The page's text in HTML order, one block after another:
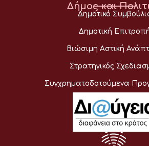
Δήμος και
Δημοτικό
Δημοτική
Βιώσιμη Αστική
Στρατηγικός
Συγχρηματοδοτούμενα